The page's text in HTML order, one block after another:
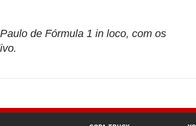
de Fórmula 1 in loco, com os